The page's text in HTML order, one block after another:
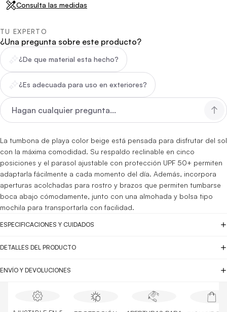
Consulta las medidas
TU EXPERTO
¿Una pregunta sobre este producto?
¿De que material esta hecho?
¿Es adecuada para uso en exteriores?
La tumbona de playa color beige está pensada para disfrutar del sol
con la máxima comodidad. Su respaldo reclinable en cinco
posiciones y el parasol ajustable con protección UPF 50+ permiten
adaptarla fácilmente a cada momento del día. Además, incorpora
aperturas acolchadas para rostro y brazos que permiten tumbarse
boca abajo cómodamente, junto con una almohada y bolsa tipo
mochila para transportarla con facilidad.
ESPECIFICACIONES Y CUIDADOS
DETALLES DEL PRODUCTO
ENVÍO Y DEVOLUCIONES